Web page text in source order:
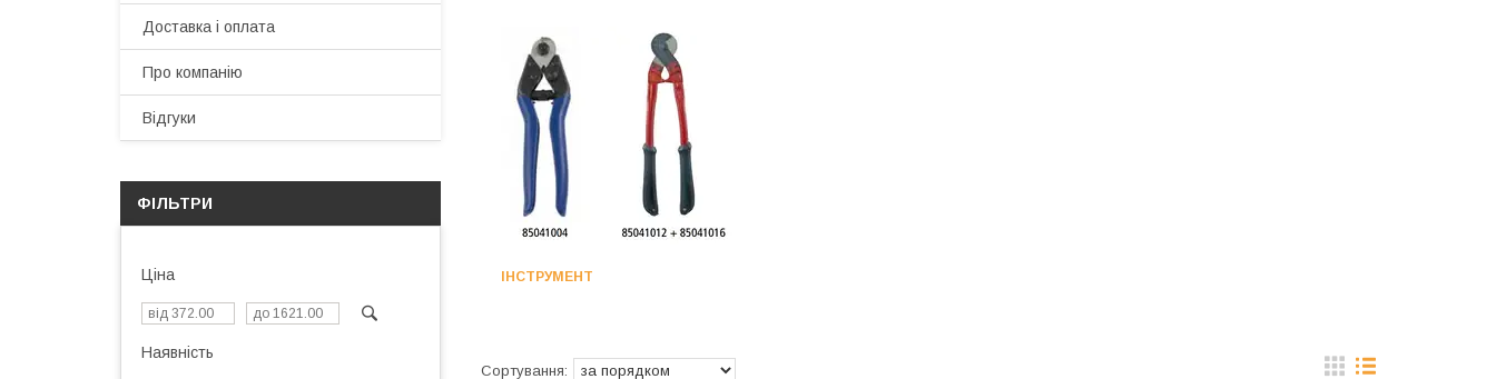
ІНСТРУМЕНТ
Доставка і оплата
Про компанію
Відгуки
ФІЛЬТРИ
Ціна
Наявність